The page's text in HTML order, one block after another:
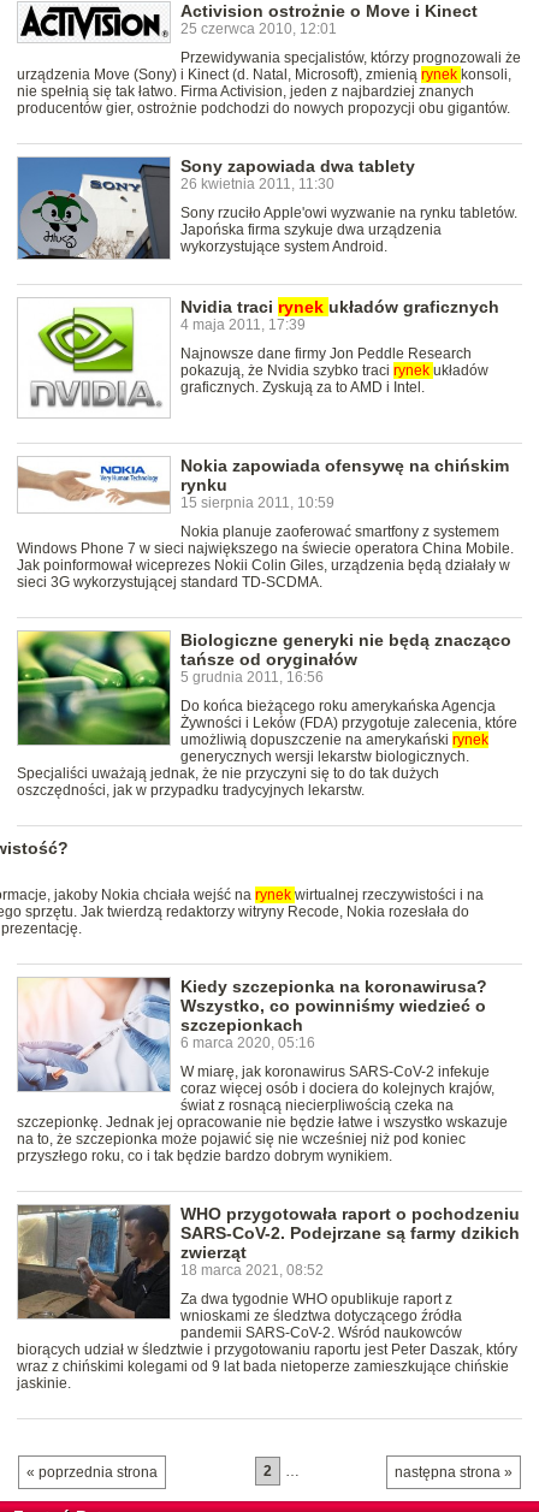
Activision ostrożnie o Move i Kinect
25 czerwca 2010, 12:01
Przewidywania specjalistów, którzy prognozowali że
urządzenia Move (Sony) i Kinect (d. Natal, Microsoft), zmienią rynek konsoli,
nie spełnią się tak łatwo. Firma Activision, jeden z najbardziej znanych
producentów gier, ostrożnie podchodzi do nowych propozycji obu gigantów.
Sony zapowiada dwa tablety
26 kwietnia 2011, 11:30
Sony rzuciło Apple'owi wyzwanie na rynku tabletów.
Japońska firma szykuje dwa urządzenia
wykorzystujące system Android.
Nvidia traci rynek układów graficznych
4 maja 2011, 17:39
Najnowsze dane firmy Jon Peddle Research
pokazują, że Nvidia szybko traci rynek układów
graficznych. Zyskują za to AMD i Intel.
Nokia zapowiada ofensywę na chińskim
rynku
15 sierpnia 2011, 10:59
Nokia planuje zaoferować smartfony z systemem
Windows Phone 7 w sieci największego na świecie operatora China Mobile.
Jak poinformował wiceprezes Nokii Colin Giles, urządzenia będą działały w
sieci 3G wykorzystującej standard TD-SCDMA.
Biologiczne generyki nie będą znacząco
tańsze od oryginałów
5 grudnia 2011, 16:56
Do końca bieżącego roku amerykańska Agencja
Żywności i Leków (FDA) przygotuje zalecenia, które
umożliwią dopuszczenie na amerykański rynek
generycznych wersji lekarstw biologicznych.
Specjaliści uważają jednak, że nie przyczyni się to do tak dużych
oszczędności, jak w przypadku tradycyjnych lekarstw.
jakoby Nokia chciała wejść na rynek wirtualnej rzeczywistości i na
sprzętu. Jak twierdzą redaktorzy witryny Recode, Nokia rozesłała do
Kiedy szczepionka na koronawirusa?
Wszystko, co powinniśmy wiedzieć o
szczepionkach
6 marca 2020, 05:16
W miarę, jak koronawirus SARS-CoV-2 infekuje
coraz więcej osób i dociera do kolejnych krajów,
świat z rosnącą niecierpliwością czeka na
szczepionkę. Jednak jej opracowanie nie będzie łatwe i wszystko wskazuje
na to, że szczepionka może pojawić się nie wcześniej niż pod koniec
przyszłego roku, co i tak będzie bardzo dobrym wynikiem.
WHO przygotowała raport o pochodzeniu
SARS-CoV-2. Podejrzane są farmy dzikich
zwierząt
18 marca 2021, 08:52
Za dwa tygodnie WHO opublikuje raport z
wnioskami ze śledztwa dotyczącego źródła
pandemii SARS-CoV-2. Wśród naukowców
biorących udział w śledztwie i przygotowaniu raportu jest Peter Daszak, który
wraz z chińskimi kolegami od 9 lat bada nietoperze zamieszkujące chińskie
jaskinie.
« poprzednia strona następna strona »
2